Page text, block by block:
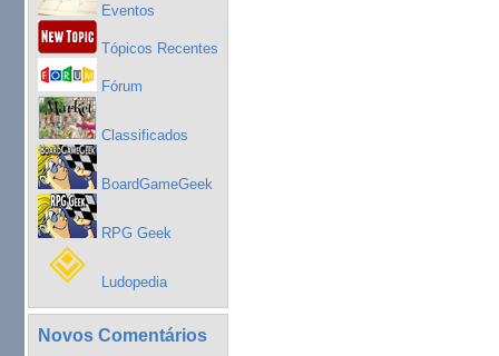
Eventos
Tópicos Recentes
Fórum
Classificados
BoardGameGeek
RPG Geek
Ludopedia
Novos Comentários